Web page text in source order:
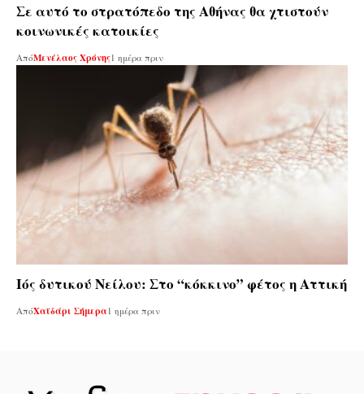
Σε αυτό το στρατόπεδο της Αθήνας θα χτιστούν
κοινωνικές κατοικίες
ΑπόΜενέλαος Χρόνης1 ημέρα πριν
Ιός δυτικού Νείλου: Στο “κόκκινο” φέτος η Αττική
ΑπόΧαϊδάρι Σήμερα1 ημέρα πριν